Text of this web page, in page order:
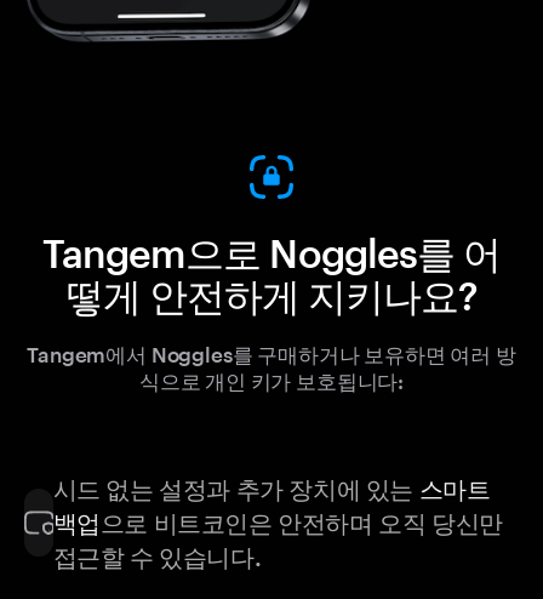
Tangem으로 Noggles를 어
떻게 안전하게 지키나요?
Tangem에서 Noggles를 구매하거나 보유하면 여러 방
식으로 개인 키가 보호됩니다:
시드 없는 설정과 추가 장치에 있는 스마트
백업 으로 비트코인은 안전하며 오직 당신만
접근할 수 있습니다.